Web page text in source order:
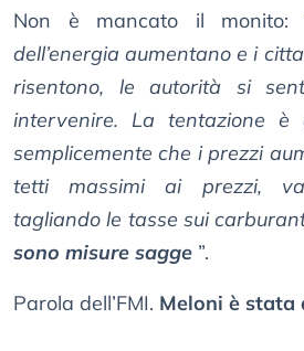
Non è mancato il monito:
dell’energia aumentano e i
risentono, le autorità si
intervenire. La tentazione è
semplicemente che i prezzi
tetti massimi ai prezzi,
tagliando le tasse sui
sono misure sagge ”.
Parola dell’FMI. Meloni è stata